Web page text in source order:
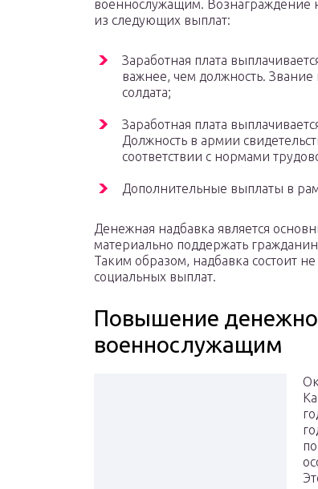
военнослужащим. Вознаграждение
из следующих выплат:
Заработная плата
важнее, чем должность. Звание
солдата;
Заработная плата
Должность в армии
соответствии с нормами
Дополнительные выплаты в
Денежная надбавка является
материально поддержать
Таким образом, надбавка состоит
социальных выплат.
Повышение
военнослужащим